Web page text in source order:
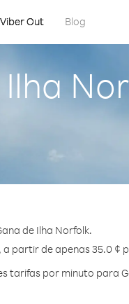
Viber Out Blog
de Ilha Norfolk.
partir de apenas 35.0 ¢
tarifas por minuto para